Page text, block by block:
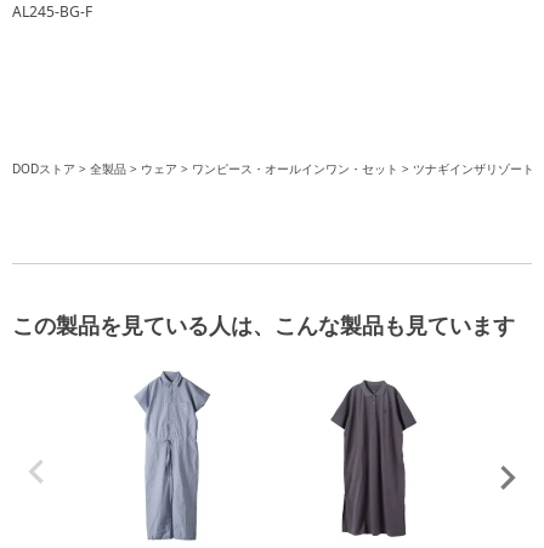
AL245-BG-F
DODストア 全製品 ウェア ワンピース・オールインワン・セット ツナギインザリゾート
この製品を見ている人は、こんな製品も見ています